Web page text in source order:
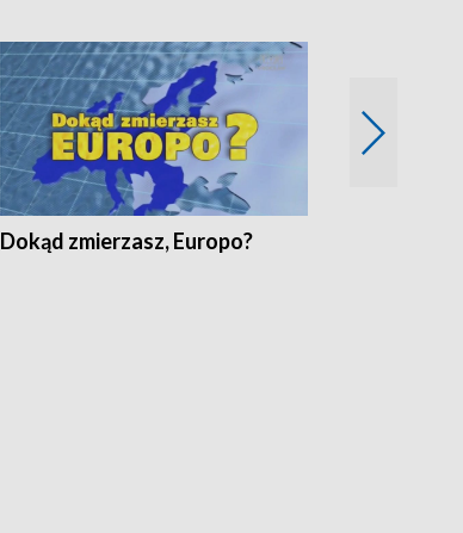
Dokąd zmierzasz, Europo?